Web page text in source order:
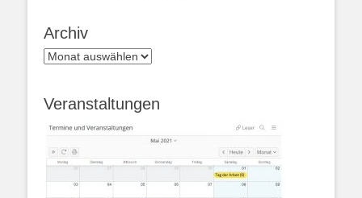
Archiv
Archiv
Veranstaltungen